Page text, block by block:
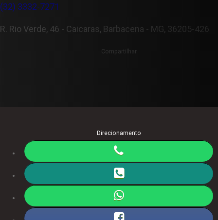
(32) 3332-7271
R. Rio Verde, 46 - Caicaras, Barbacena - MG, 36205-426
Compartilhar
Direcionamento